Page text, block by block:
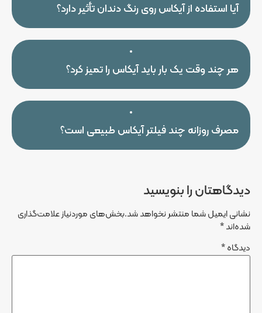
آیا استفاده از آیکاس روی رنگ دندان تأثیر دارد؟
هر چند وقت یک بار باید آیکاس را تمیز کرد؟
مصرف روزانه چند فیلتر آیکاس طبیعی است؟
دیدگاهتان را بنویسید
نشانی ایمیل شما منتشر نخواهد شد.بخش‌های موردنیاز علامت‌گذاری
شده‌اند*
دیدگاه*